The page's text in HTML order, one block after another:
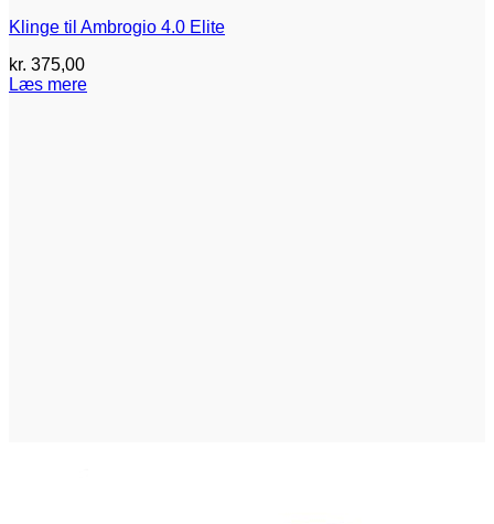
Klinge til Ambrogio 4.0 Elite
kr. 375,00
Læs mere